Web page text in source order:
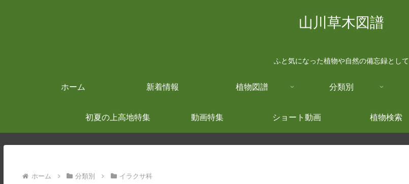
山川草木図譜
ふと気になった植物や自然の備忘録として
ホーム 新着情報 植物図譜 分類別
初夏の上高地特集 動画特集 ショート動画 植物検索
ホーム 分類別 イラクサ科